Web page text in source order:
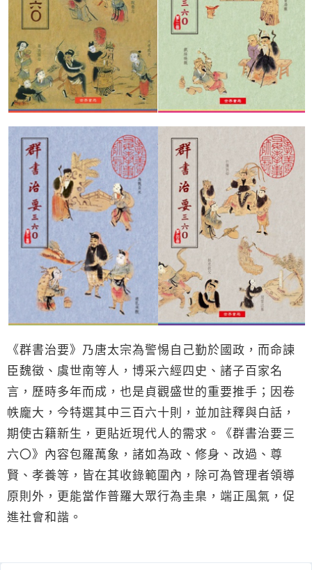
《群書治要》乃唐太宗為警惕自己勤於國政，而命諫
臣魏徵、虞世南等人，博采六經四史、諸子百家名
言，歷時多年而成，也是貞觀盛世的重要推手；因卷
帙龐大，今特選其中三百六十則，並加註釋與白話，
期使古籍新生，更貼近現代人的需求。《群書治要三
六〇》內容包羅萬象，諸如為政、修身、改過、尊
賢、孝養等，皆在其收錄範圍內，除可為管理者領導
原則外，更能當作普羅大眾行為圭臬，端正風氣，促
進社會和諧。